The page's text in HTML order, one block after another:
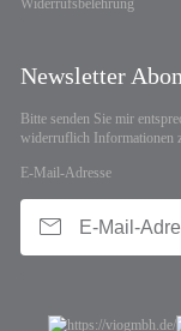
Newsletter
Bitte senden Sie mir
widerruflich Informationen
E-Mail-Adresse